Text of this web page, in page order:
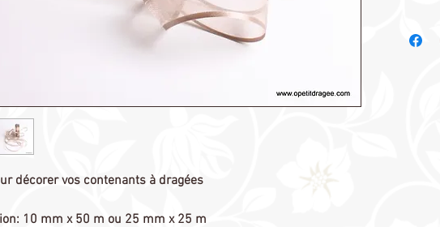
décorer vos contenants à dragées
10 mm x 50 m ou 25 mm x 25 m